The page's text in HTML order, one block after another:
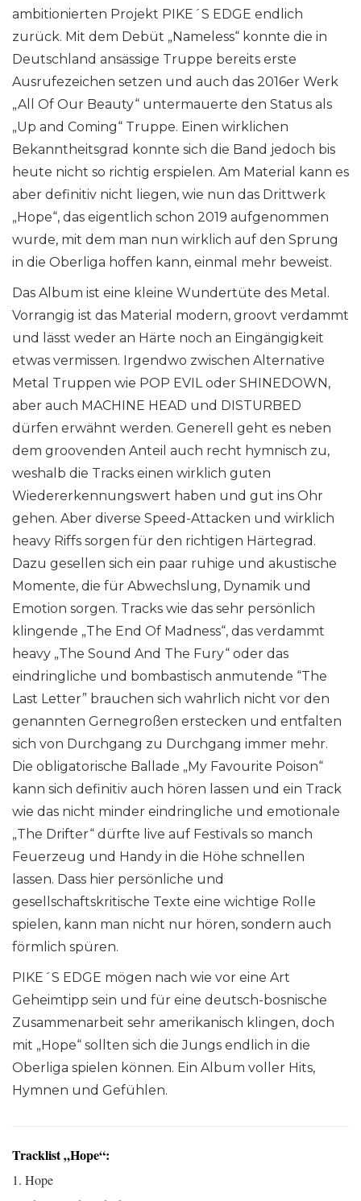
ambitionierten Projekt PIKE´S EDGE endlich
zurück. Mit dem Debüt „Nameless“ konnte die in
Deutschland ansässige Truppe bereits erste
Ausrufezeichen setzen und auch das 2016er Werk
„All Of Our Beauty“ untermauerte den Status als
„Up and Coming“ Truppe. Einen wirklichen
Bekanntheitsgrad konnte sich die Band jedoch bis
heute nicht so richtig erspielen. Am Material kann es
aber definitiv nicht liegen, wie nun das Drittwerk
„Hope“, das eigentlich schon 2019 aufgenommen
wurde, mit dem man nun wirklich auf den Sprung
in die Oberliga hoffen kann, einmal mehr beweist.
Das Album ist eine kleine Wundertüte des Metal.
Vorrangig ist das Material modern, groovt verdammt
und lässt weder an Härte noch an Eingängigkeit
etwas vermissen. Irgendwo zwischen Alternative
Metal Truppen wie POP EVIL oder SHINEDOWN,
aber auch MACHINE HEAD und DISTURBED
dürfen erwähnt werden. Generell geht es neben
dem groovenden Anteil auch recht hymnisch zu,
weshalb die Tracks einen wirklich guten
Wiedererkennungswert haben und gut ins Ohr
gehen. Aber diverse Speed-Attacken und wirklich
heavy Riffs sorgen für den richtigen Härtegrad.
Dazu gesellen sich ein paar ruhige und akustische
Momente, die für Abwechslung, Dynamik und
Emotion sorgen. Tracks wie das sehr persönlich
klingende „The End Of Madness“, das verdammt
heavy „The Sound And The Fury“ oder das
eindringliche und bombastisch anmutende “The
Last Letter” brauchen sich wahrlich nicht vor den
genannten Gernegroßen erstecken und entfalten
sich von Durchgang zu Durchgang immer mehr.
Die obligatorische Ballade „My Favourite Poison“
kann sich definitiv auch hören lassen und ein Track
wie das nicht minder eindringliche und emotionale
„The Drifter“ dürfte live auf Festivals so manch
Feuerzeug und Handy in die Höhe schnellen
lassen. Dass hier persönliche und
gesellschaftskritische Texte eine wichtige Rolle
spielen, kann man nicht nur hören, sondern auch
förmlich spüren.
PIKE´S EDGE mögen nach wie vor eine Art
Geheimtipp sein und für eine deutsch-bosnische
Zusammenarbeit sehr amerikanisch klingen, doch
mit „Hope“ sollten sich die Jungs endlich in die
Oberliga spielen können. Ein Album voller Hits,
Hymnen und Gefühlen.
Tracklist „Hope“:
1. Hope